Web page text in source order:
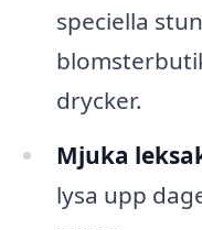
speciella
drycker.
Mjuka
lysa upp